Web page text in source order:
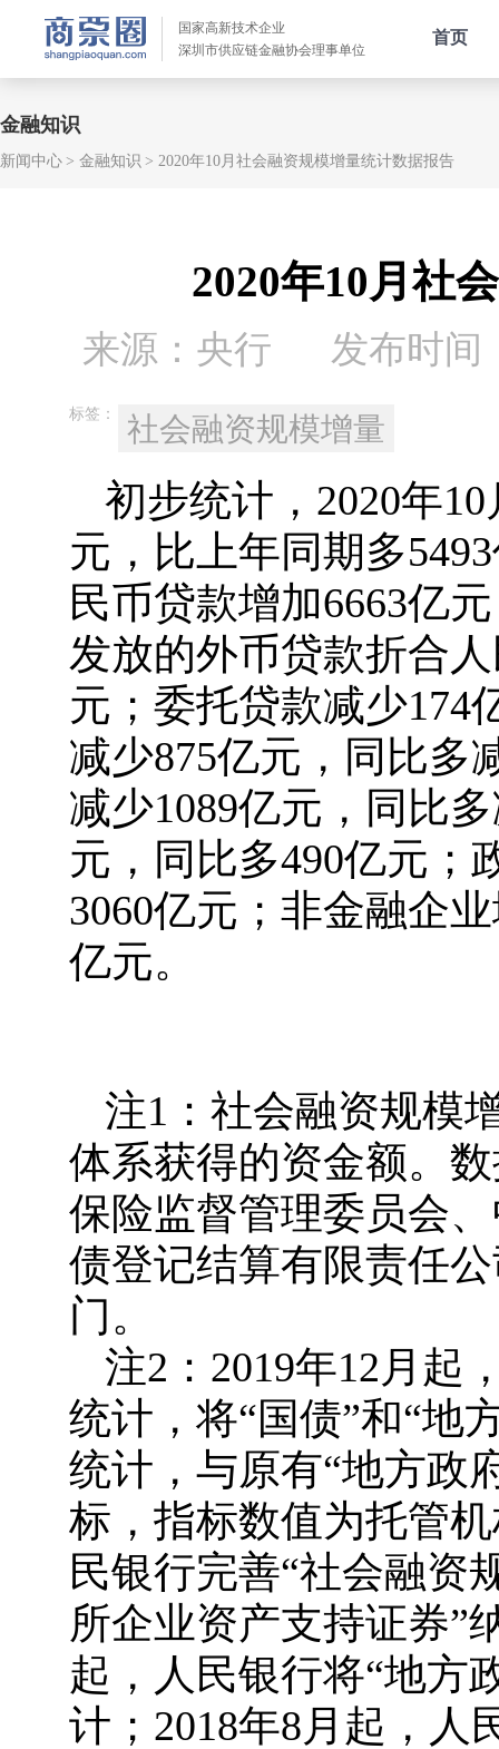
国家高新技术企业
深圳市供应链金融协会理事单位
首页
金融知识
新闻中心 金融知识 2020年10月社会融资规模增量统计数据报告
2020年10月社
来源：央行 发布时间
标签： 社会融资规模增量
初步统计，2020年
元，比上年同期多
民币贷款增加6663亿
发放的外币贷款折合
元；委托贷款减少174
减少875亿元，同比多
减少1089亿元，同比
元，同比多490亿元；
3060亿元；非金融企
亿元。
注1：社会融资规模
体系获得的资金额。
保险监督管理委员会
债登记结算有限责任
门。
注2：2019年12月起
统计，将“国债”和“地
统计，与原有“地方政
标，指标数值为托管
民银行完善“社会融资
所企业资产支持证券”
起，人民银行将“地方
计；2018年8月起，人